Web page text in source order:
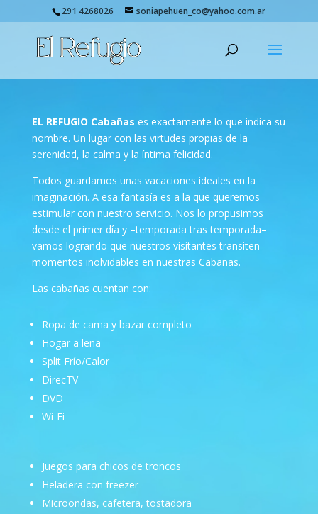
291 4268026 soniapehuen_co@yahoo.com.ar
EL REFUGIO Cabañas es exactamente lo que indica su
nombre. Un lugar con las virtudes propias de la
serenidad, la calma y la íntima felicidad.
Todos guardamos unas vacaciones ideales en la
imaginación. A esa fantasía es a la que queremos
estimular con nuestro servicio. Nos lo propusimos
desde el primer día y –temporada tras temporada–
vamos logrando que nuestros visitantes transiten
momentos inolvidables en nuestras Cabañas.
Las cabañas cuentan con:
Ropa de cama y bazar completo
Hogar a leña
Split Frío/Calor
DirecTV
DVD
Wi-Fi
Juegos para chicos de troncos
Heladera con freezer
Microondas, cafetera, tostadora